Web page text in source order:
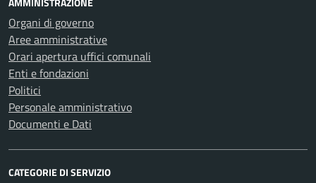
Organi di governo
Aree amministrative
Orari apertura uffici comunali
Enti e fondazioni
Politici
Personale amministrativo
Documenti e Dati
CATEGORIE DI SERVIZIO